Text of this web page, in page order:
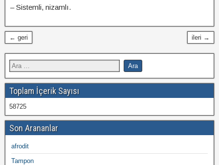
– Sistemli, nizamlı.
← geri ileri →
Toplam İçerik Sayısı
58725
Son Arananlar
afrodit
Tampon